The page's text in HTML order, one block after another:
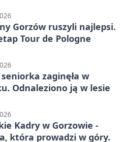
Gorzów ruszyli najlepsi.
Tour de Pologne
zaginęła w
Odnaleziono ją w lesie
Kadry w Gorzowie -
która prowadzi w góry.